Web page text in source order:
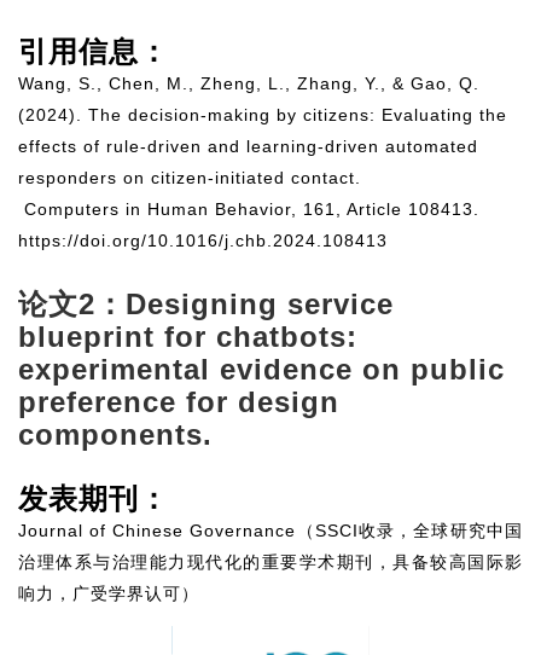
引用信息：
Wang, S., Chen, M., Zheng, L., Zhang, Y., & Gao, Q.
(2024). The decision-making by citizens: Evaluating the
effects of rule-driven and learning-driven automated
responders on citizen-initiated contact.
Computers in Human Behavior, 161, Article 108413.
https://doi.org/10.1016/j.chb.2024.108413
论文2：Designing service
blueprint for chatbots:
experimental evidence on public
preference for design
components.
发表期刊：
Journal of Chinese Governance（SSCI收录，全球研究中国
治理体系与治理能力现代化的重要学术期刊，具备较高国际影
响力，广受学界认可）